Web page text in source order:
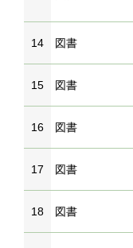
14 図書
15 図書
16 図書
17 図書
18 図書